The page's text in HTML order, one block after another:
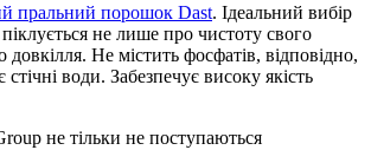
пральний порошок Dast. Ідеальний вибір
піклується не лише про чистоту свого
довкілля. Не містить фосфатів, відповідно,
води. Забезпечує високу якість
не тільки не поступаються